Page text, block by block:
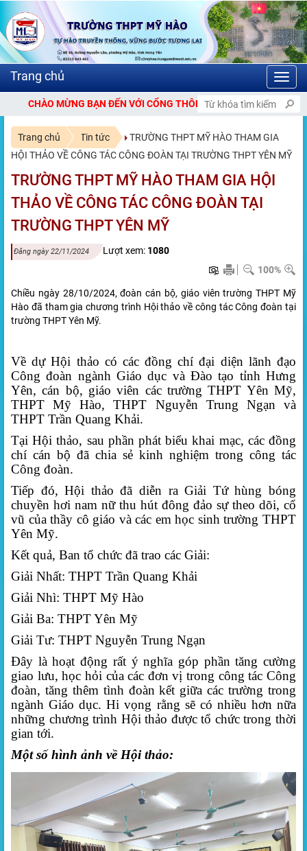
ĐẾN VỚI CỔNG THÔNG TIN ĐIỆN TỬ TRƯỜNG THPT MỸ HÀO.
Trang chủ Tin tức
TRƯỜNG THPT MỸ HÀO THAM GIA
HỘI THẢO VỀ CÔNG TÁC CÔNG ĐOÀN TẠI TRƯỜNG THPT YÊN MỸ
TRƯỜNG THPT MỸ HÀO THAM GIA HỘI
THẢO VỀ CÔNG TÁC CÔNG ĐOÀN TẠI
TRƯỜNG THPT YÊN MỸ
Đăng ngày 22/11/2024 Lượt xem: 1080
100%
Chiều ngày 28/10/2024, đoàn cán bộ, giáo viên trường THPT Mỹ
Hào đã tham gia chương trình Hội thảo về công tác Công đoàn tại
trường THPT Yên Mỹ.
Về dự Hội thảo có các đồng chí đại diện lãnh đạo
Công đoàn ngành Giáo dục và Đào tạo tỉnh Hưng
Yên, cán bộ, giáo viên các trường THPT Yên Mỹ,
THPT Mỹ Hào, THPT Nguyễn Trung Ngạn và
THPT Trần Quang Khải.
Tại Hội thảo, sau phần phát biểu khai mạc, các đồng
chí cán bộ đã chia sẻ kinh nghiệm trong công tác
Công đoàn.
Tiếp đó, Hội thảo đã diễn ra Giải Tứ hùng bóng
chuyền hơi nam nữ thu hút đông đảo sự theo dõi, cổ
vũ của thầy cô giáo và các em học sinh trường THPT
Yên Mỹ.
Kết quả, Ban tổ chức đã trao các Giải:
Giải Nhất: THPT Trần Quang Khải
Giải Nhì: THPT Mỹ Hào
Giải Ba: THPT Yên Mỹ
Giải Tư: THPT Nguyễn Trung Ngạn
Đây là hoạt động rất ý nghĩa góp phần tăng cường
giao lưu, học hỏi của các đơn vị trong công tác Công
đoàn, tăng thêm tình đoàn kết giữa các trường trong
ngành Giáo dục. Hi vọng rằng sẽ có nhiều hơn nữa
những chương trình Hội thảo được tổ chức trong thời
gian tới.
Một số hình ảnh về Hội thảo: